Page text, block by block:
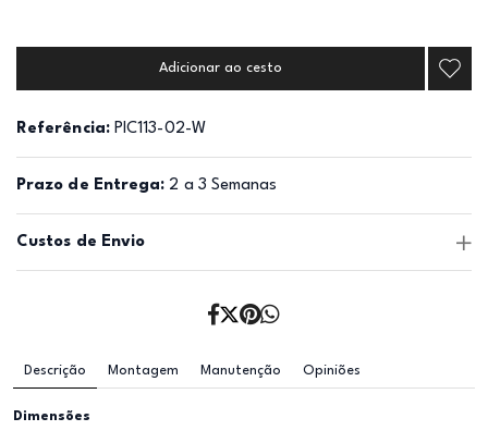
Adicionar ao cesto
Referência: PIC113-02-W
Prazo de Entrega: 2 a 3 Semanas
Custos de Envio
Descrição Montagem Manutenção Opiniões
Dimensões